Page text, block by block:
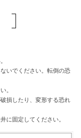
いでください。転倒の恐
。
損したり、変形する恐れ
に固定してください。